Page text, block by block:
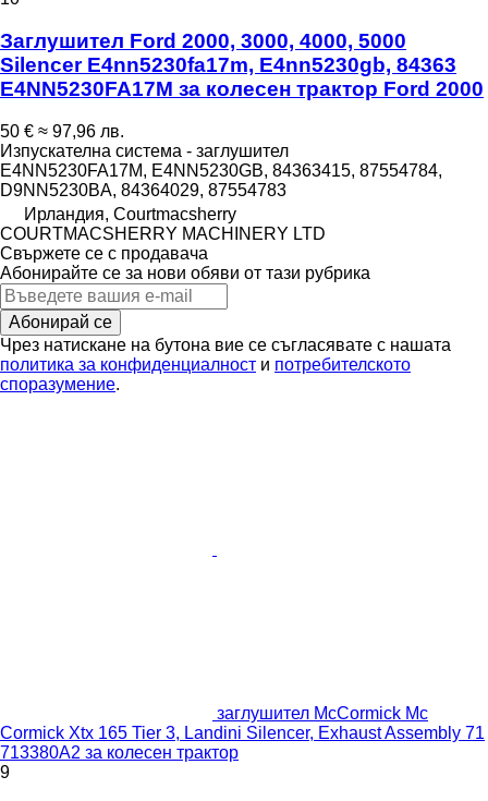
Заглушител Ford 2000, 3000, 4000, 5000
Silencer E4nn5230fa17m, E4nn5230gb, 84363
E4NN5230FA17M за колесен трактор Ford 2000
50 € ≈ 97,96 лв.
Изпускателна система - заглушител
E4NN5230FA17M, E4NN5230GB, 84363415, 87554784,
D9NN5230BA, 84364029, 87554783
Ирландия, Courtmacsherry
COURTMACSHERRY MACHINERY LTD
Свържете се с продавача
Абонирайте се за нови обяви от тази рубрика
Абонирай се
Чрез натискане на бутона вие се съгласявате с нашата
политика за конфиденциалност и потребителското
споразумение.
заглушител McCormick Mc
Cormick Xtx 165 Tier 3, Landini Silencer, Exhaust Assembly 71
713380A2 за колесен трактор
9